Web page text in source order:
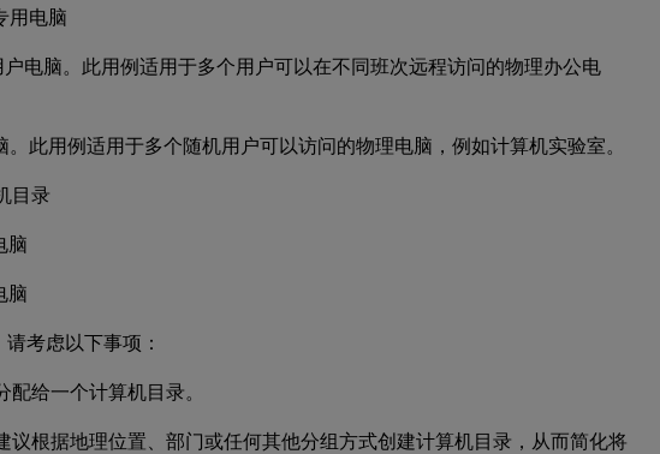
用电脑
电脑。此用例适用于多个用户可以在不同班次远程访问的物理办公电
此用例适用于多个随机用户可以访问的物理电脑，例如计算机实验室。
目录
脑
脑
考虑以下事项：
给一个计算机目录。
议根据地理位置、部门或任何其他分组方式创建计算机目录，从而简化将